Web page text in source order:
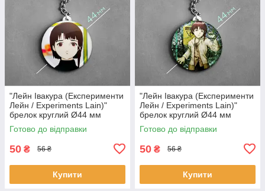
"Лейн Івакура (Експерименти
Лейн / Experiments Lain)"
брелок круглий Ø44 мм
Готово до відправки
50 ₴ 56 ₴
Купити
"Лейн Івакура (Експерименти
Лейн / Experiments Lain)"
брелок круглий Ø44 мм
Готово до відправки
50 ₴ 56 ₴
Купити